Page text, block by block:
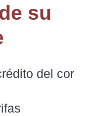
su
del cor